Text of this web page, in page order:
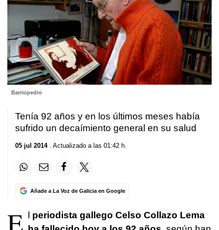
Barriopedro
Tenía 92 años y en los últimos meses había
sufrido un decaímiento general en su salud
05 jul 2014. Actualizado a las 01:42 h.
Añade a La Voz de Galicia en Google
E l periodista gallego Celso Collazo Lema